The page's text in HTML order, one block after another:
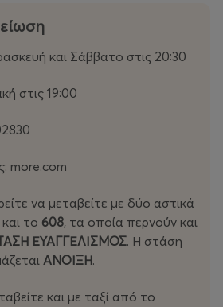
και Σάββατο στις 20:30
19:00
να μεταβείτε με δύο αστικά
και το 608, τα οποία περνούν και
ΕΥΑΓΓΕΛΙΣΜΟΣ. Η στάση
ΑΝΟΙΞΗ.
και με ταξί από το